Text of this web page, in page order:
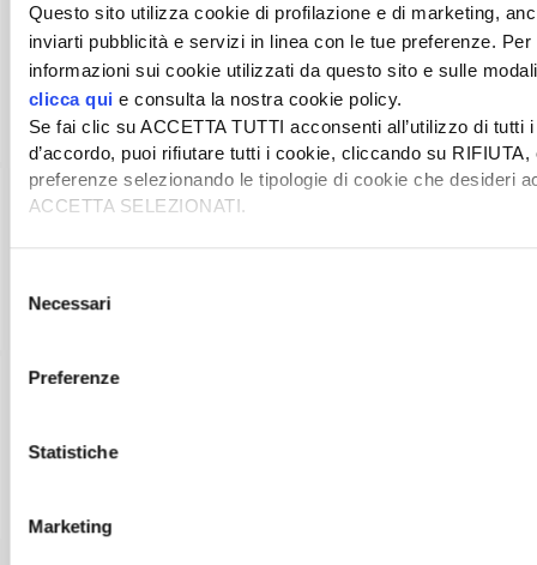
Questo sito utilizza cookie di profilazione e di marketing,
inviarti pubblicità e servizi in linea con le tue preferenze. Per
informazioni sui cookie utilizzati da questo sito e sulle
clicca qui e consulta la nostra cookie policy.
Se fai clic su ACCETTA TUTTI acconsenti all’utilizzo di tutti
d’accordo, puoi rifiutare tutti i cookie, cliccando su RIFIUTA,
preferenze selezionando le tipologie di cookie che desideri
ACCETTA SELEZIONATI.
delNecessari
Preferenze
Statistiche
Marketing